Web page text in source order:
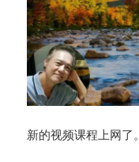
新的视频课程上网了。